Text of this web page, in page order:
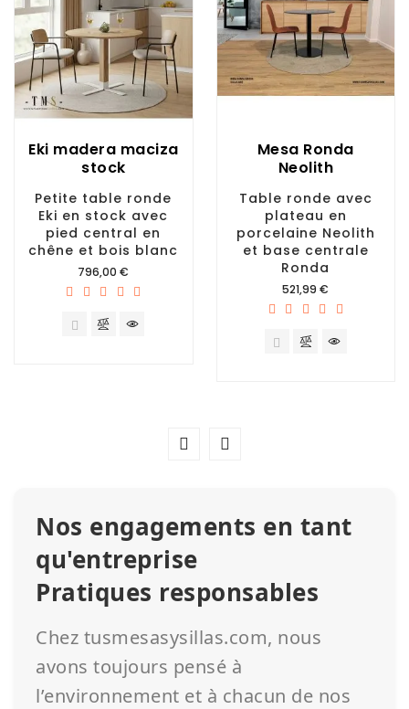
Eki madera maciza
stock
Petite table ronde
Eki en stock avec
pied central en
chêne et bois blanc
Prix
796,00 €
Mesa Ronda
Neolith
Table ronde avec
plateau en
porcelaine Neolith
et base centrale
Ronda
Prix
521,99 €
Nos engagements en tant
qu'entreprise
Pratiques responsables
Chez tusmesasysillas.com, nous
avons toujours pensé à
l’environnement et à chacun de nos